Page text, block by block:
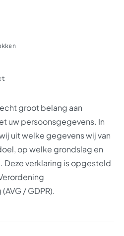
groot belang aan
uw persoonsgegevens. In
uit welke gegevens wij van
op welke grondslag en
Deze verklaring is opgesteld
/ GDPR).